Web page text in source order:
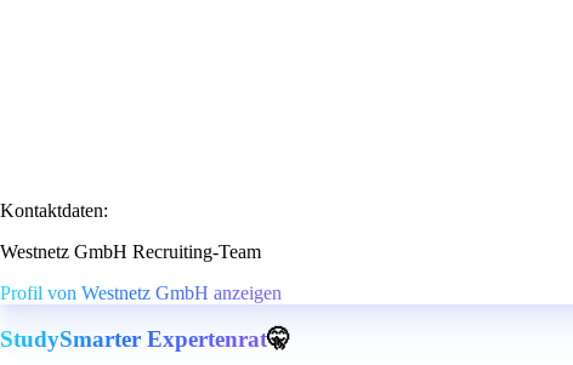
Kontaktdaten:
Westnetz GmbH Recruiting-Team
Profil von Westnetz GmbH anzeigen
StudySmarter Expertenrat🤫